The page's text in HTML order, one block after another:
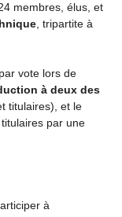
membres, élus, et
, tripartite à
vote lors de
à deux des
titulaires), et le
par une
à